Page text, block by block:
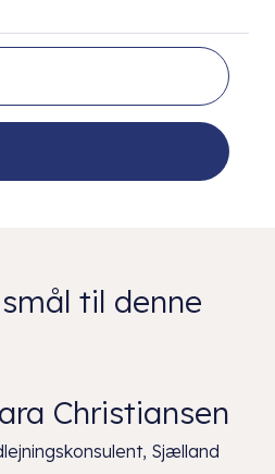
til denne
Christiansen
Sjælland